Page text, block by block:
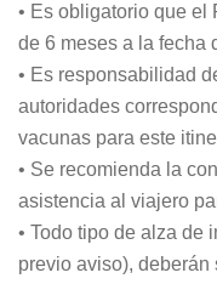
• Es obligatorio que el
de 6 meses a la fecha
• Es responsabilidad
autoridades
vacunas para este
• Se recomienda la
asistencia al viajero
• Todo tipo de alza de
previo aviso), deberán